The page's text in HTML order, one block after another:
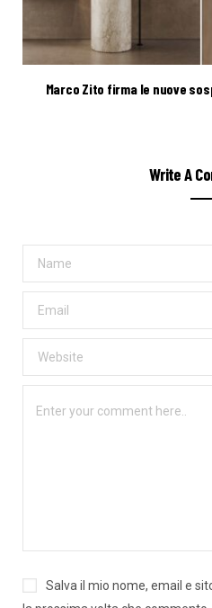
Marco Zito firma le nuove
Write A
Salva il mio nome, email e